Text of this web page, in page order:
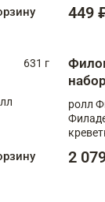
449
631 г
набор
ролл
2